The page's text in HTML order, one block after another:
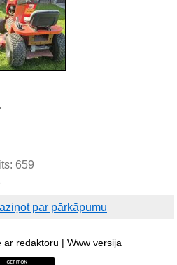
659
par pārkāpumu
ar redaktoru Www versija